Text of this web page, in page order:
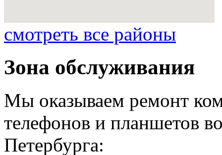
смотреть все районы
Зона обслуживания
Мы оказываем ремонт
телефонов и планшетов
Петербурга: